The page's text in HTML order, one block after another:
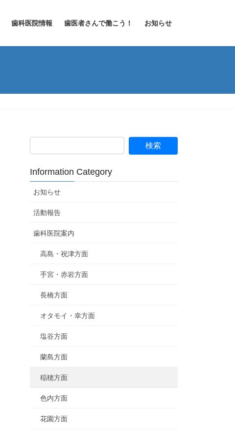
歯科医院情報 歯医者さんで働こう！ お知らせ
Information Category
お知らせ
活動報告
歯科医院案内
高島・祝津方面
手宮・赤岩方面
長橋方面
オタモイ・幸方面
塩谷方面
蘭島方面
稲穂方面
色内方面
花園方面